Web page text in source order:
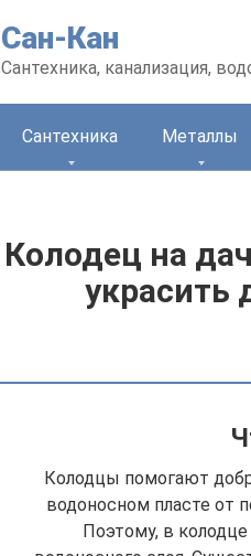
Сан-Кан
Сантехника, канализация,
Сантехника Металлы
Колодец на
украсить
Колодцы помогают
водоносном пласте от
Поэтому, в